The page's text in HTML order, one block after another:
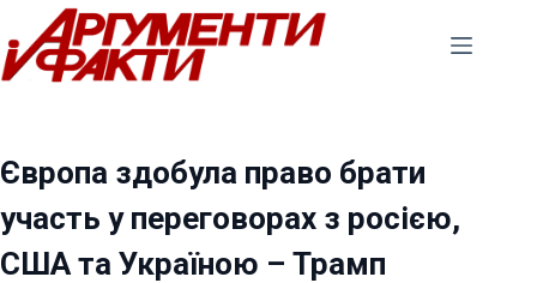
Перейти
до
вмісту
Європа здобула право брати
участь у переговорах з росією,
США та Україною – Трамп